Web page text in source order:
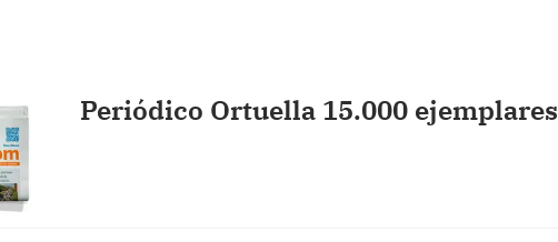
Periódico Ortuella 15.000 ejemplares